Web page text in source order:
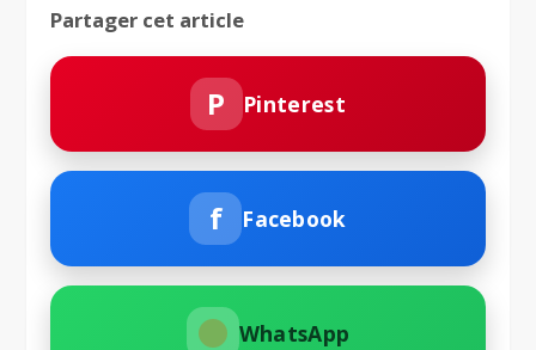
Partager cet article
P Pinterest
f Facebook
WhatsApp